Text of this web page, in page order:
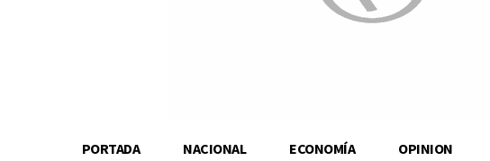
PORTADA NACIONAL ECONOMÍA OPINION